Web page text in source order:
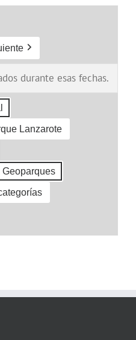
durante esas fechas.
Lanzarote
Geoparques